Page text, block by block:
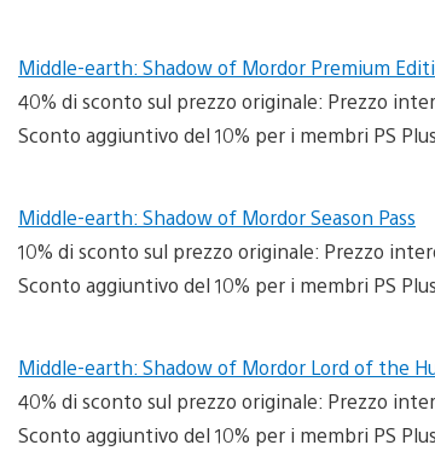
Middle-earth: Shadow of Mordor Premium
40% di sconto sul prezzo originale: Prezzo
Sconto aggiuntivo del 10% per i membri PS Plus
Middle-earth: Shadow of Mordor Season Pass
10% di sconto sul prezzo originale: Prezzo
Sconto aggiuntivo del 10% per i membri PS Plus
Middle-earth: Shadow of Mordor Lord of the
40% di sconto sul prezzo originale: Prezzo
Sconto aggiuntivo del 10% per i membri PS Plus